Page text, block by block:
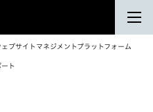
ブサイトマネジメントプラットフォーム
ト